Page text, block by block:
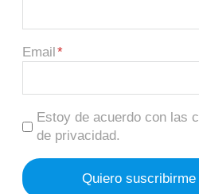
Email
Estoy de acuerdo con las
de privacidad.